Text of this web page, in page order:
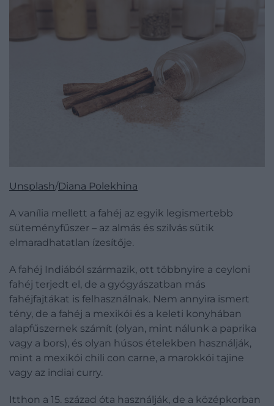
Unsplash/Diana Polekhina
A vanília mellett a fahéj az egyik legismertebb
süteményfűszer – az almás és szilvás sütik
elmaradhatatlan ízesítője.
A fahéj Indiából származik, ott többnyire a ceyloni
fahéj terjedt el, de a gyógyászatban más
fahéjfajtákat is felhasználnak. Nem annyira ismert
tény, de a fahéj a mexikói és a keleti konyhában
alapfűszernek számít (olyan, mint nálunk a paprika
vagy a bors), és olyan húsos ételekben használják,
mint a mexikói chili con carne, a marokkói tajine
vagy az indiai curry.
Itthon a 15. század óta használják, de a középkorban